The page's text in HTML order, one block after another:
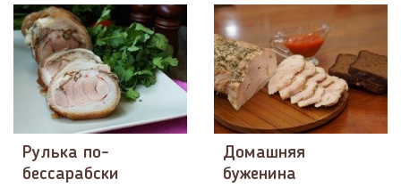
Рулька по-
бессарабски
Домашняя
буженина